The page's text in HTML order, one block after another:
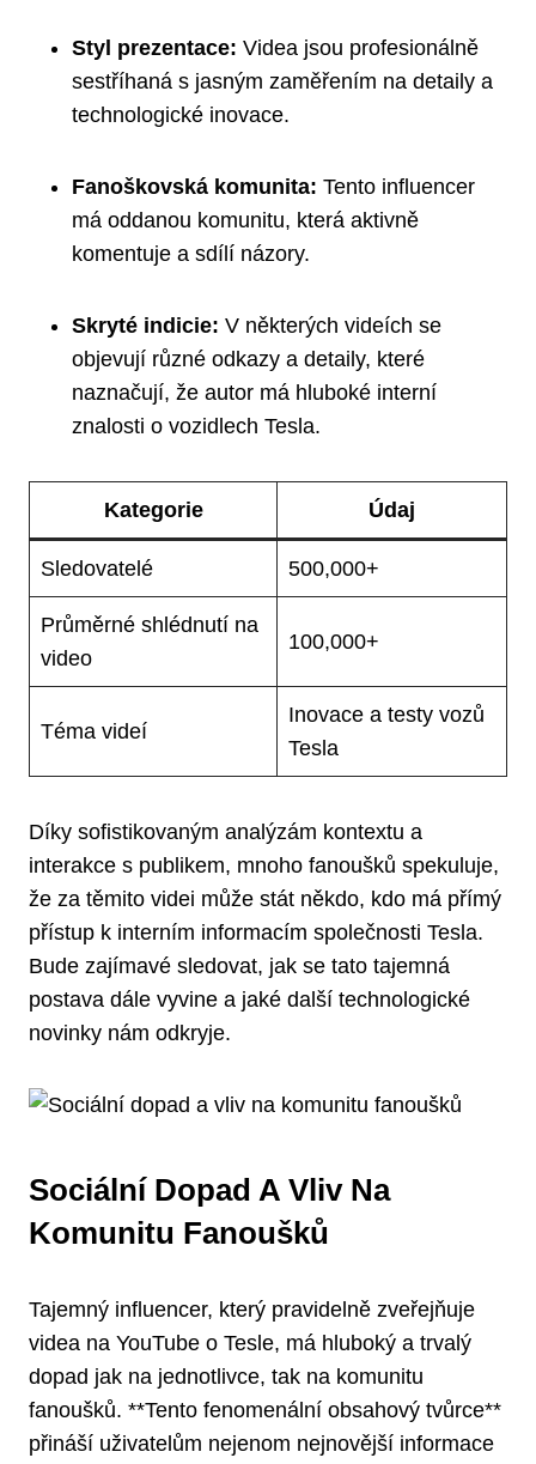
Styl prezentace: Videa jsou profesionálně
sestříhaná s jasným zaměřením na detaily a
technologické inovace.
Fanoškovská komunita: Tento influencer
má oddanou komunitu, která aktivně
komentuje a sdílí názory.
Skryté indicie: V některých videích se
objevují různé odkazy a detaily, které
naznačují, že autor má hluboké interní
znalosti o vozidlech Tesla.
Kategorie Údaj
Sledovatelé 500,000+
Průměrné shlédnutí na
video
100,000+
Téma videí
Inovace a testy vozů
Tesla
Díky sofistikovaným analýzám kontextu a
interakce s publikem, mnoho fanoušků spekuluje,
že za těmito videi může stát někdo, kdo má přímý
přístup k interním informacím společnosti Tesla.
Bude zajímavé sledovat, jak se tato tajemná
postava dále vyvine a jaké další technologické
novinky nám odkryje.
Sociální Dopad A Vliv Na
Komunitu Fanoušků
Tajemný influencer, který pravidelně zveřejňuje
videa na YouTube o Tesle, má hluboký a trvalý
dopad jak na jednotlivce, tak na komunitu
fanoušků. **Tento fenomenální obsahový tvůrce**
přináší uživatelům nejenom nejnovější informace